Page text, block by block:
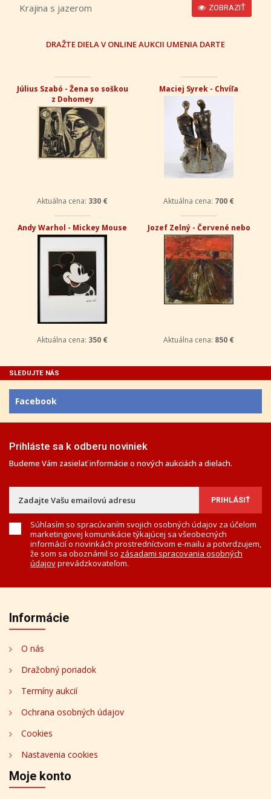
Krajina s jazerom ZOBRAZIŤ
DRAŽTE DIELA V ONLINE AUKCII UMENIA DARTE
Július Szabó - Žena so soškou
z Dohomey
Aktuálna cena: 330 €
Maciej Syrek - Chvíľa
Aktuálna cena: 700 €
Andy Warhol - Mickey Mouse
Aktuálna cena: 350 €
Jozef Zelný - Červené nebo
Aktuálna cena: 850 €
SLEDUJTE NÁS
Facebook
Prihláste sa k odberu noviniek
Budeme Vám zasielať informácie o nových aukciách a dielach.
Súhlasím so spracúvaním svojich osobných údajov za účelom
marketingovej komunikácie týkajúcej sa všeobecných
informácií o novinkách prostredníctvom e-mailu a potvrdzujem,
že som sa oboznámil so zásadami spracovania osobných
údajovprevádzkovateľom.
Informácie
O nás
Dražobný poriadok
Termíny aukcií
Ochrana osobných údajov
Cookies
Nastavenia cookies
Moje konto